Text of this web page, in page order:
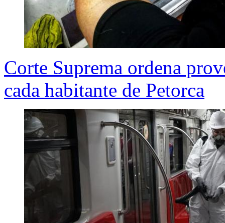
Corte Suprema ordena
cada habitante de Petorca